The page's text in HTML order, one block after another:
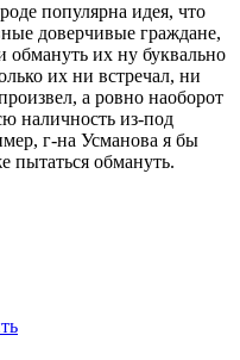
популярна идея, что
доверчивые граждане,
обмануть их ну буквально
их ни встречал, ни
а ровно наоборот
наличность из-под
г-на Усманова я бы
пытаться обмануть.